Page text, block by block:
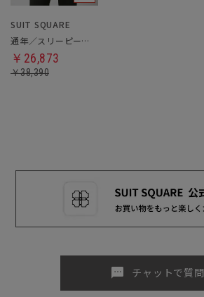
SUIT SQUARE
通年／スリーピーススーツ／フォーマル兼用
￥26,873
￥38,390
sms チャットで質問